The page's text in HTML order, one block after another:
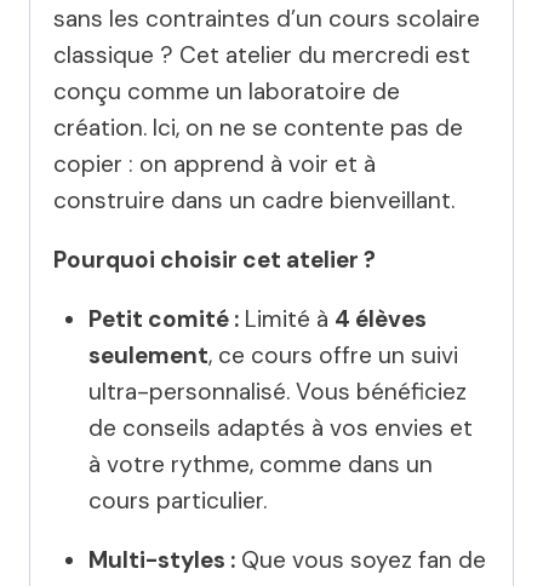
sans les contraintes d’un cours scolaire
classique ? Cet atelier du mercredi est
conçu comme un laboratoire de
création. Ici, on ne se contente pas de
copier : on apprend à voir et à
construire dans un cadre bienveillant.
Pourquoi choisir cet atelier ?
Petit comité :Limité à 4 élèves
seulement, ce cours offre un suivi
ultra-personnalisé. Vous bénéficiez
de conseils adaptés à vos envies et
à votre rythme, comme dans un
cours particulier.
Multi-styles :Que vous soyez fan de